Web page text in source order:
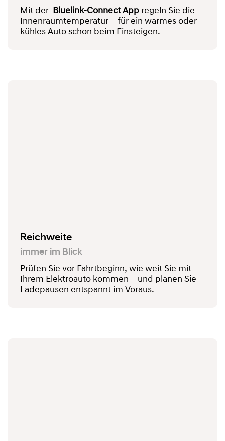
Mit der Bluelink-Connect App regeln Sie die
Innenraumtemperatur – für ein warmes oder
kühles Auto schon beim Einsteigen.
Reichweite
immer im Blick
Prüfen Sie vor Fahrtbeginn, wie weit Sie mit
Ihrem Elektroauto kommen – und planen Sie
Ladepausen entspannt im Voraus.